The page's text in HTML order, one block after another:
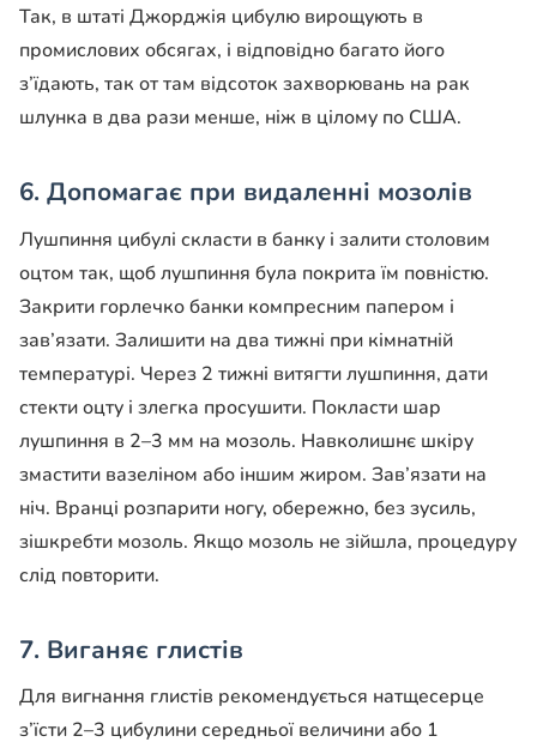
Так, в штаті Джорджія цибулю вирощують в
промислових обсягах, і відповідно багато його
з’їдають, так от там відсоток захворювань на рак
шлунка в два рази менше, ніж в цілому по США.
6. Допомагає при видаленні мозолів
Лушпиння цибулі скласти в банку і залити столовим
оцтом так, щоб лушпиння була покрита їм повністю.
Закрити горлечко банки компресним папером і
зав’язати. Залишити на два тижні при кімнатній
температурі. Через 2 тижні витягти лушпиння, дати
стекти оцту і злегка просушити. Покласти шар
лушпиння в 2–3 мм на мозоль. Навколишнє шкіру
змастити вазеліном або іншим жиром. Зав’язати на
ніч. Вранці розпарити ногу, обережно, без зусиль,
зішкребти мозоль. Якщо мозоль не зійшла, процедуру
слід повторити.
7. Виганяє глистів
Для вигнання глистів рекомендується натщесерце
з’їсти 2–3 цибулини середньої величини або 1